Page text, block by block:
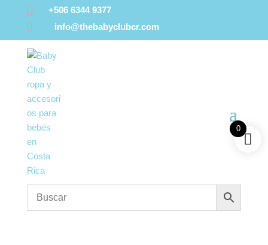
 +506 6344 9377
 info@thebabyclubcr.com
0